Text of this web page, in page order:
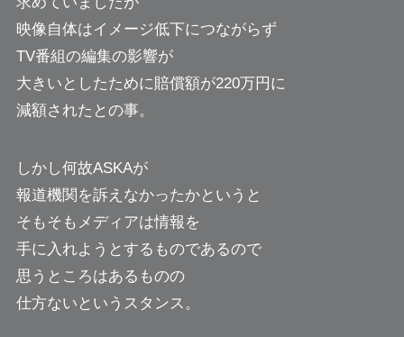
映像自体はイメージ低下につながらず
TV番組の編集の影響が
大きいとしたために賠償額が220万円に
減額されたとの事。
しかし何故ASKAが
報道機関を訴えなかったかというと
そもそもメディアは情報を
手に入れようとするものであるので
思うところはあるものの
仕方ないというスタンス。